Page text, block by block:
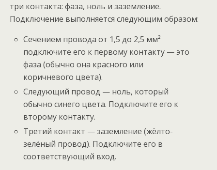
три контакта: фаза, ноль и заземление.
Подключение выполняется следующим образом:
Сечением провода от 1,5 до 2,5 мм²
подключите его к первому контакту — это
фаза (обычно она красного или
коричневого цвета).
Следующий провод — ноль, который
обычно синего цвета. Подключите его к
второму контакту.
Третий контакт — заземление (жёлто-
зелёный провод). Подключите его в
соответствующий вход.